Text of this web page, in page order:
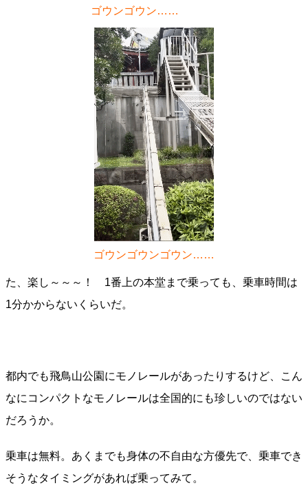
ゴウンゴウン……
ゴウンゴウンゴウン……
た、楽し～～～！ 1番上の本堂まで乗っても、乗車時間は
1分かからないくらいだ。
都内でも飛鳥山公園にモノレールがあったりするけど、こん
なにコンパクトなモノレールは全国的にも珍しいのではない
だろうか。
乗車は無料。あくまでも身体の不自由な方優先で、乗車でき
そうなタイミングがあれば乗ってみて。